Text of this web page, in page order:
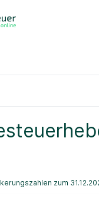
zum